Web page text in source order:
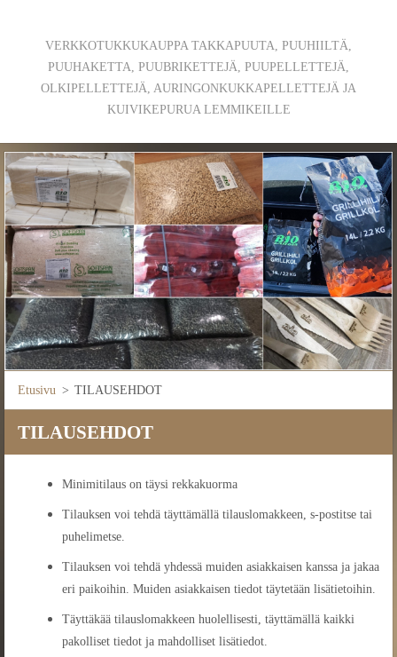
VERKKOTUKKUKAUPPA TAKKAPUUTA, PUUHIILTÄ,
PUUHAKETTA, PUUBRIKETTEJÄ, PUUPELLETTEJÄ,
OLKIPELLETTEJÄ, AURINGONKUKKAPELLETTEJÄ JA
KUIVIKEPURUA LEMMIKEILLE
Etusivu > TILAUSEHDOT
TILAUSEHDOT
Minimitilaus on täysi rekkakuorma
Tilauksen voi tehdä täyttämällä tilauslomakkeen, s-postitse tai
puhelimetse.
Tilauksen voi tehdä yhdessä muiden asiakkaisen kanssa ja jakaa
eri paikoihin. Muiden asiakkaisen tiedot täytetään lisätietoihin.
Täyttäkää tilauslomakkeen huolellisesti, täyttämällä kaikki
pakolliset tiedot ja mahdolliset lisätiedot.